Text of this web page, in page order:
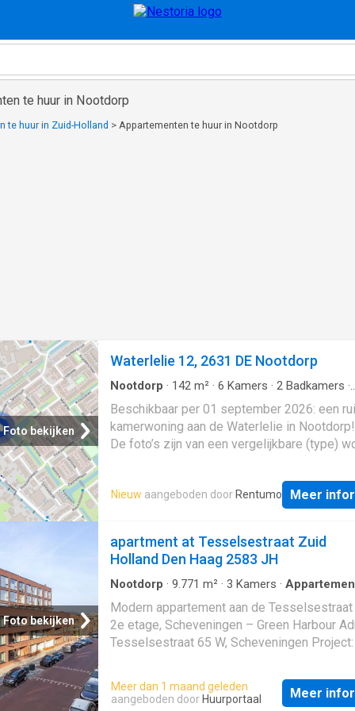
te huur in Nootdorp
te huur in Zuid-Holland > Appartementen te huur in Nootdorp
Foto bekijken
Waterlelie 12, 2631 DE Nootdorp
Nootdorp · 142 m² · 6 Kamers · 2 Badkamers ·
Beschikbaar per 01 september 2026: een
kamerwoning aan de Waterlelie in
De foto’s zijn van een vergelijkbare (type)
afwerking van de woning. Kenmerken -
1.585,00 - Ingangsdatum: 01 september
kamer tussenwoning - Energielabel: A -
badkamers - Woonoppervlakte: 142 m2 -
1985 - Keuken, badkamer en toilet zijn vorig
gerenoveerd De woning U komt binnen in de
welke toegang geeft tot de hal. Hier
een separaat toilet en de trap naar boven.
heeft u toegang tot de zeer ruime
een halfopen keuken. De keuken is voorzien
vaatwasser, koel-vriescombinatie, inductie
kookplaat en afzuigkap. Achter de keuken
Nieuw aangeboden door Rentumo Meer
Foto bekijken
apartment at Tesselsestraat Zuid
Holland Den Haag 2583 JH
Nootdorp · 9.771 m² · 3 Kamers ·
Modern appartement aan de Tesselsestraat
2e etage, Scheveningen – Green Harbour
Tesselsestraat 65 W, Scheveningen Project:
stijlvolle appartement is efficiënt en
ingedeeld en maakt deel uit van het
Meer dan 1 maand geleden
aangeboden door Huurportaal Meer